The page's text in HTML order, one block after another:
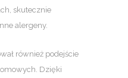
skutecznie
alergeny.
również podejście
Dzięki